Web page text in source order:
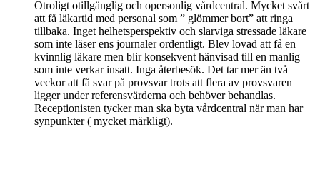
Otroligt otillgänglig och opersonlig vårdcentral. Mycket svårt
att få läkartid med personal som ” glömmer bort” att ringa
tillbaka. Inget helhetsperspektiv och slarviga stressade läkare
som inte läser ens journaler ordentligt. Blev lovad att få en
kvinnlig läkare men blir konsekvent hänvisad till en manlig
som inte verkar insatt. Inga återbesök. Det tar mer än två
veckor att få svar på provsvar trots att flera av provsvaren
ligger under referensvärderna och behöver behandlas.
Receptionisten tycker man ska byta vårdcentral när man har
synpunkter ( mycket märkligt).